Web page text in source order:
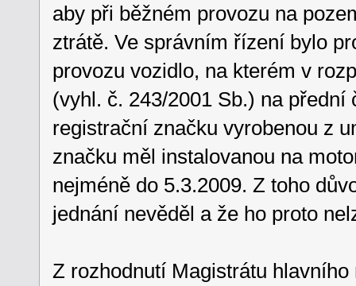
aby při běžném provozu na
ztrátě. Ve správním řízení bylo
provozu vozidlo, na kterém v
(vyhl. č. 243/2001 Sb.) na
registrační značku vyrobenou z
značku měl instalovanou na
nejméně do 5.3.2009. Z toho
jednání nevěděl a že ho proto
Z rozhodnutí Magistrátu